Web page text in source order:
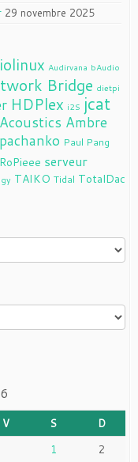
29 novembre 2025
Audirvana bAudio
Bridge dietpi
HDPlex i2S jcat
Ambre
pachanko Paul Pang
RoPieee serveur
TAIKO Tidal TotalDac
V S
D
1
2